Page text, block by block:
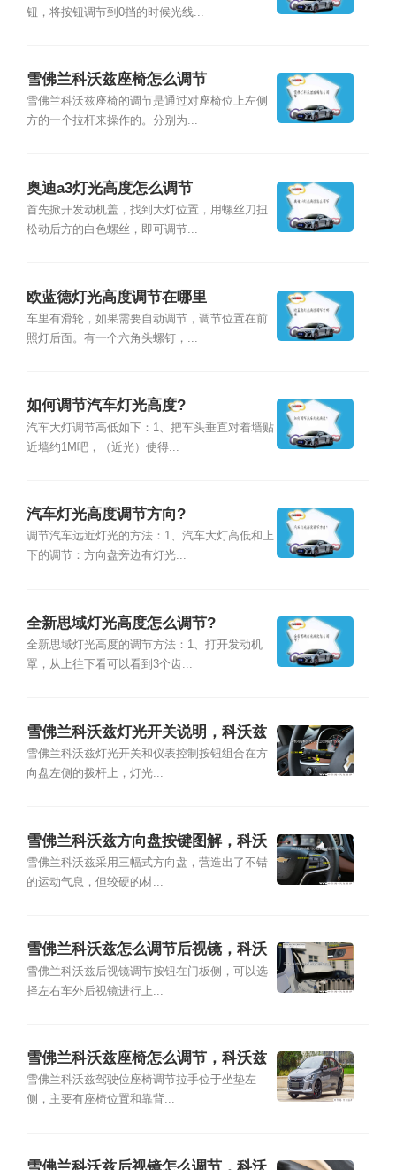
钮，将按钮调节到0挡的时候光线...
雪佛兰科沃兹座椅怎么调节
雪佛兰科沃兹座椅的调节是通过对座椅位上左侧
方的一个拉杆来操作的。分别为...
奥迪a3灯光高度怎么调节
首先掀开发动机盖，找到大灯位置，用螺丝刀扭
松动后方的白色螺丝，即可调节...
欧蓝德灯光高度调节在哪里
车里有滑轮，如果需要自动调节，调节位置在前
照灯后面。有一个六角头螺钉，...
如何调节汽车灯光高度?
汽车大灯调节高低如下：1、把车头垂直对着墙贴
近墙约1M吧，（近光）使得...
汽车灯光高度调节方向?
调节汽车远近灯光的方法：1、汽车大灯高低和上
下的调节：方向盘旁边有灯光...
全新思域灯光高度怎么调节?
全新思域灯光高度的调节方法：1、打开发动机
罩，从上往下看可以看到3个齿...
雪佛兰科沃兹灯光开关说明，科沃兹
大灯怎么开图解
雪佛兰科沃兹灯光开关和仪表控制按钮组合在方
向盘左侧的拨杆上，灯光...
雪佛兰科沃兹方向盘按键图解，科沃
兹方向盘怎么调节
雪佛兰科沃兹采用三幅式方向盘，营造出了不错
的运动气息，但较硬的材...
雪佛兰科沃兹怎么调节后视镜，科沃
兹后视镜调节按钮图解
雪佛兰科沃兹后视镜调节按钮在门板侧，可以选
择左右车外后视镜进行上...
雪佛兰科沃兹座椅怎么调节，科沃兹
后排怎么放倒图解
雪佛兰科沃兹驾驶位座椅调节拉手位于坐垫左
侧，主要有座椅位置和靠背...